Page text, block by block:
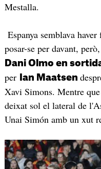
Mestalla.
Espanya semblava
posar-se per davant,
Dani Olmo en
per
Ian Maatsen
Xavi Simons. Mentre
deixat sol el lateral de
Unai Simón amb un xut